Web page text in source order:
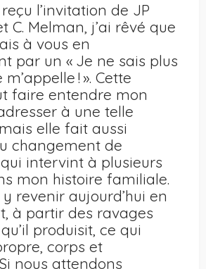
l’invitation de JP
C. Melman, j’ai rêvé que
à vous en
par un « Je ne sais plus
! ». Cette
faire entendre mon
à une telle
elle fait aussi
changement de
intervint à plusieurs
mon histoire familiale.
revenir aujourd’hui en
à partir des ravages
produisit, ce qui
corps et
nous attendons